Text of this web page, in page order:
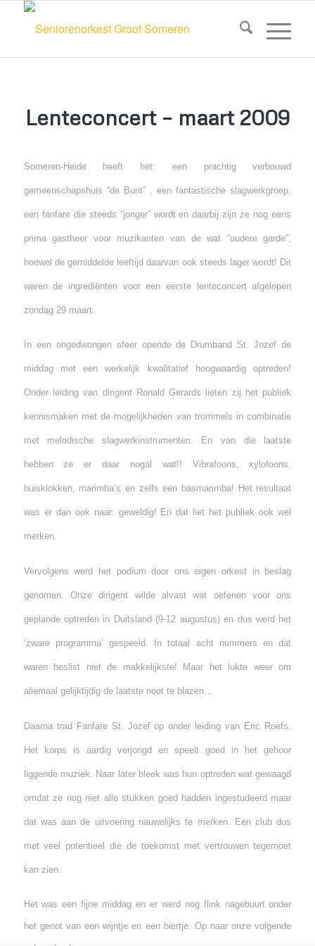
Lenteconcert – maart 2009
Someren-Heide heeft het: een prachtig verbouwd
gemeenschapshuis “de Bunt” , een fantastische slagwerkgroep,
een fanfare die steeds “jonger” wordt en daarbij zijn ze nog eens
prima gastheer voor muzikanten van de wat “oudere garde”,
hoewel de gemiddelde leeftijd daarvan ook steeds lager wordt! Dit
waren de ingrediënten voor een eerste lenteconcert afgelopen
zondag 29 maart.
In een ongedwongen sfeer opende de Drumband St. Jozef de
middag met een werkelijk kwalitatief hoogwaardig optreden!
Onder leiding van dirigent Ronald Gerards lieten zij het publiek
kennismaken met de mogelijkheden van trommels in combinatie
met melodische slagwerkinstrumenten. En van die laatste
hebben ze er daar nogal wat!! Vibrafoons, xylofoons,
buisklokken, marimba’s en zelfs een basmarimba! Het resultaat
was er dan ook naar: geweldig! En dat liet het publiek ook wel
merken.
Vervolgens werd het podium door ons eigen orkest in beslag
genomen. Onze dirigent wilde alvast wat oefenen voor ons
geplande optreden in Duitsland (9-12 augustus) en dus werd het
‘zware programma’ gespeeld. In totaal acht nummers en dat
waren beslist niet de makkelijkste! Maar het lukte weer om
allemaal gelijktijdig de laatste noot te blazen…
Daarna trad Fanfare St. Jozef op onder leiding van Eric Roefs.
Het korps is aardig verjongd en speelt goed in het gehoor
liggende muziek. Naar later bleek was hun optreden wat gewaagd
omdat ze nog niet alle stukken goed hadden ingestudeerd maar
dat was aan de uitvoering nauwelijks te merken. Een club dus
met veel potentieel die de toekomst met vertrouwen tegemoet
kan zien.
Het was een fijne middag en er werd nog flink nagebuurt onder
het genot van een wijntje en een biertje. Op naar onze volgende